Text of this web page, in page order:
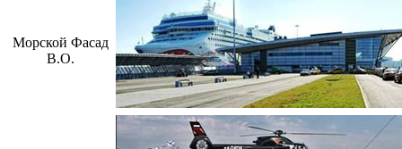
Морской Фасад
В.О.